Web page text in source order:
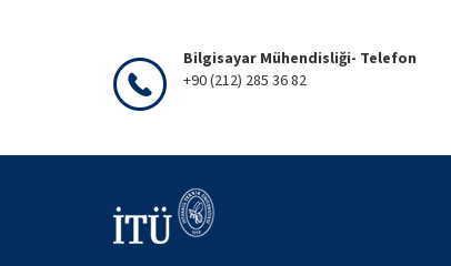
Bilgisayar Mühendisliği- Telefon
+90 (212) 285 36 82